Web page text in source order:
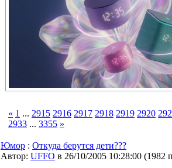
« 1 ... 2915 2916 2917 2918 2919 2920
2933 ... 3355 »
Юмор : Откуда берутся дети???
Автор: UFFO в 26/10/2005 10:28:00 (1982